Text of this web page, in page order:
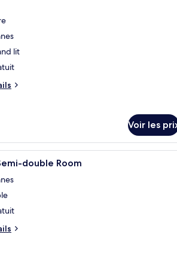
lit
Voir les
Une chambre d’hôtel avec
double Room